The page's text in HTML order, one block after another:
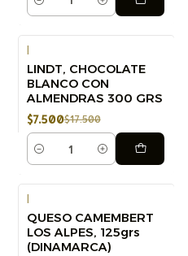
Cantidad
-57%
|
LINDT, CHOCOLATE
BLANCO CON
ALMENDRAS 300 GRS
$7.500$17.500
Cantidad
QUESO CAMEMBERT
LOS ALPES, 125grs
(DINAMARCA)